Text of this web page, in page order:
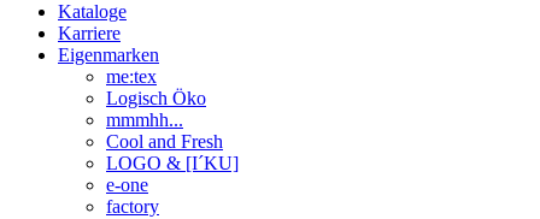
Kataloge
Karriere
Eigenmarken
me:tex
Logisch Öko
mmmhh...
Cool and Fresh
LOGO & [I´KU]
e-one
factory